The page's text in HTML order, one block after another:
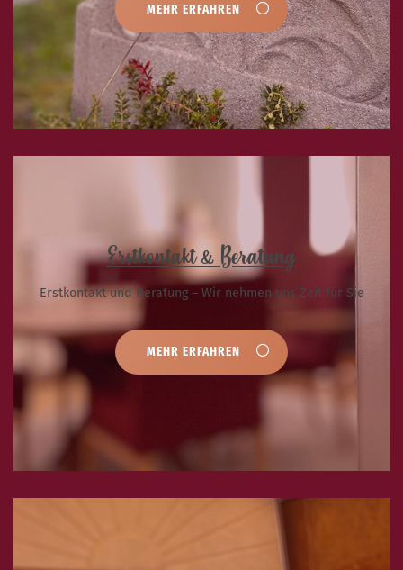
MEHR ERFAHREN
Erstkontakt & Beratung
Erstkontakt und Beratung – Wir nehmen uns Zeit für Sie
MEHR ERFAHREN